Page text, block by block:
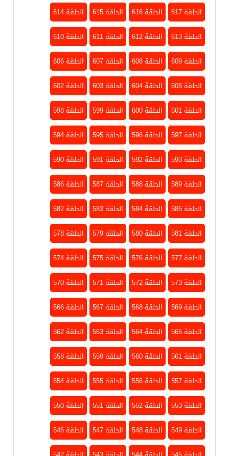
الحلقة 617
الحلقة 616 الحلقة 615
الحلقة 614
الحلقة 613
الحلقة 612 الحلقة 611
الحلقة 610
الحلقة 609
الحلقة 608 الحلقة 607
الحلقة 606
الحلقة 605
الحلقة 604 الحلقة 603
الحلقة 602
الحلقة 601
الحلقة 600 الحلقة 599
الحلقة 598
الحلقة 597
الحلقة 596 الحلقة 595
الحلقة 594
الحلقة 593
الحلقة 592 الحلقة 591
الحلقة 590
الحلقة 589
الحلقة 588 الحلقة 587
الحلقة 586
الحلقة 585
الحلقة 584 الحلقة 583
الحلقة 582
الحلقة 581
الحلقة 580 الحلقة 579
الحلقة 578
الحلقة 577
الحلقة 576 الحلقة 575
الحلقة 574
الحلقة 573
الحلقة 572 الحلقة 571
الحلقة 570
الحلقة 569
الحلقة 568 الحلقة 567
الحلقة 566
الحلقة 565
الحلقة 564 الحلقة 563
الحلقة 562
الحلقة 561
الحلقة 560 الحلقة 559
الحلقة 558
الحلقة 557
الحلقة 556 الحلقة 555
الحلقة 554
الحلقة 553
الحلقة 552 الحلقة 551
الحلقة 550
الحلقة 549
الحلقة 548 الحلقة 547
الحلقة 546